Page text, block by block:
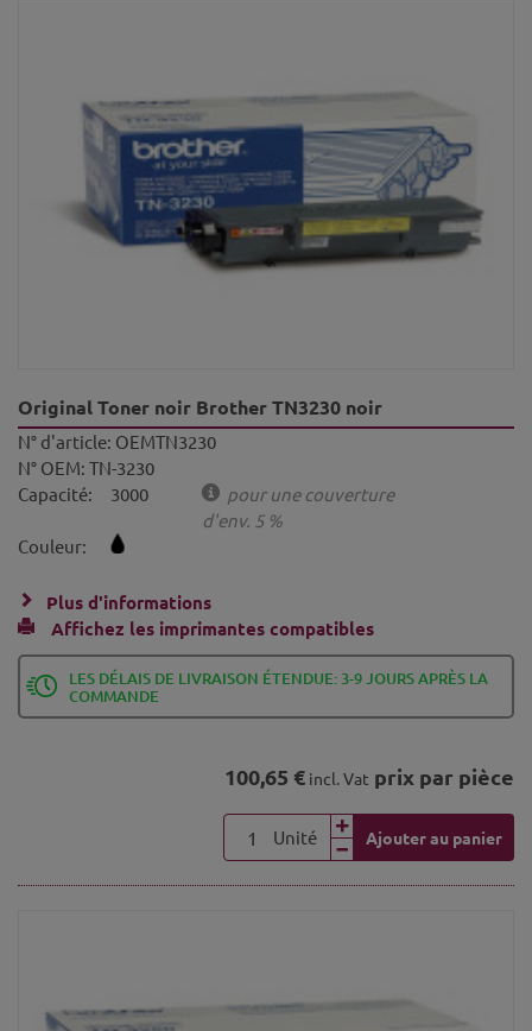
Original Toner noir Brother TN3230 noir
N° d'article: OEMTN3230
N° OEM: TN-3230
Capacité:
3000
pour une couverture
d'env. 5 %
Couleur:
Plus d'informations
Affichez les imprimantes compatibles
LES DÉLAIS DE LIVRAISON ÉTENDUE: 3-9 JOURS APRÈS LA
COMMANDE
100,65 € incl. Vat prix par pièce
Unité Ajouter au panier